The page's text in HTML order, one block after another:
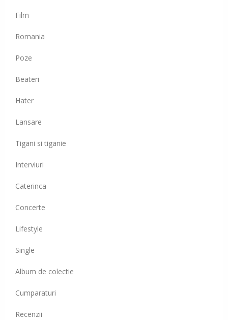
Film
Romania
Poze
Beateri
Hater
Lansare
Tigani si tiganie
Interviuri
Caterinca
Concerte
Lifestyle
Single
Album de colectie
Cumparaturi
Recenzii